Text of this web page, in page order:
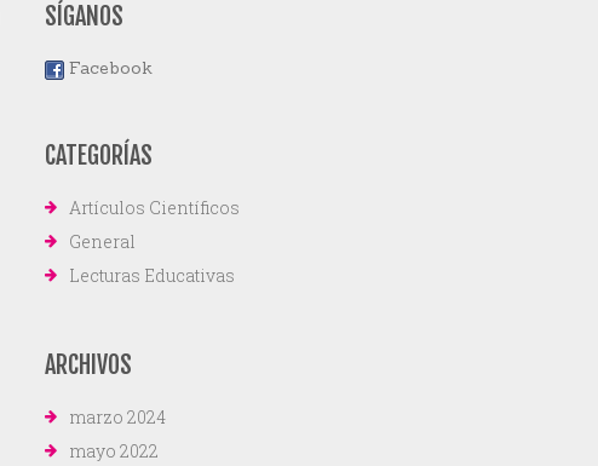
SÍGANOS
Facebook
CATEGORÍAS
Artículos Científicos
General
Lecturas Educativas
ARCHIVOS
marzo 2024
mayo 2022